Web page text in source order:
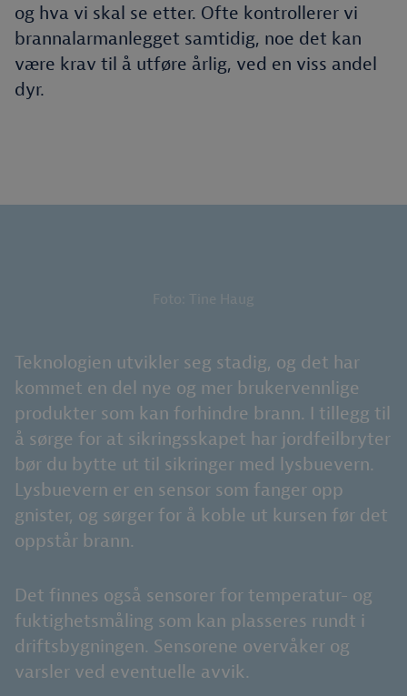
og hva vi skal se etter. Ofte kontrollerer vi
brannalarmanlegget samtidig, noe det kan
være krav til å utføre årlig, ved en viss andel
dyr.
Foto: Tine Haug
Teknologien utvikler seg stadig, og det har
kommet en del nye og mer brukervennlige
produkter som kan forhindre brann. I tillegg til
å sørge for at sikringsskapet har jordfeilbryter
bør du bytte ut til sikringer med lysbuevern.
Lysbuevern er en sensor som fanger opp
gnister, og sørger for å koble ut kursen før det
oppstår brann.
Det finnes også sensorer for temperatur- og
fuktighetsmåling som kan plasseres rundt i
driftsbygningen. Sensorene overvåker og
varsler ved eventuelle avvik.